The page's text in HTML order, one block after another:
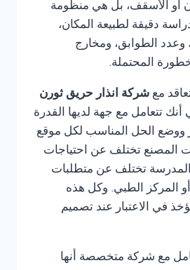
أو الأسقف، بل هي منظومة
دقيقة لطبيعة المكان،
الطوابق، ومخارج
المحتملة.
مع شركة انذار حريق ثورن
أنك تتعامل مع جهة لديها القدرة
ووضع الحل المناسب لكل موقع
المصنع تختلف عن احتياجات
المدرسة تختلف عن متطلبات
المركز الطبي. وكل هذه
في الاعتبار عند تصميم
مع شركة متخصصة أنها